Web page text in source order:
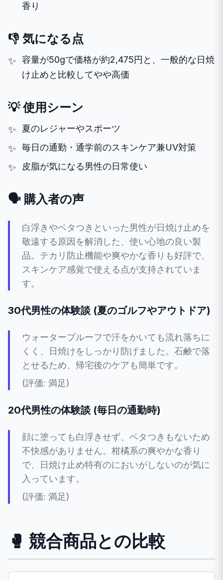
香り
👎 気になる点
容量が50gで価格が約2,475円と、一般的な日焼
け止めと比較してやや高価
💡 使用シーン
夏のレジャーやスポーツ
毎日の通勤・通学前のスキンケア兼UV対策
皮脂が気になる男性の日常使い
🗣️ 購入者の声
白浮きやベタつきといった男性が日焼け止めを
敬遠する原因を解消した、使い心地の良い製
品。テカリ防止機能や爽やかな香りも好評で、
スキンケア感覚で使える点が支持されていま
す。
30代男性の体験談 (夏のゴルフやアウトドア)
ウォータープルーフで汗をかいても流れ落ちに
くく、日焼けをしっかり防げました。石鹸で落
とせるため、帰宅後のケアも簡単です。
(評価: 満足)
20代男性の体験談 (毎日の通勤時)
顔に塗っても白浮きせず、ベタつきもないため
不快感がありません。柑橘系の爽やかな香り
で、日焼け止め特有のにおいがしないのが気に
入っています。
(評価: 満足)
🥊 競合商品との比較